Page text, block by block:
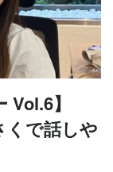
Vol.6】
くで話しや